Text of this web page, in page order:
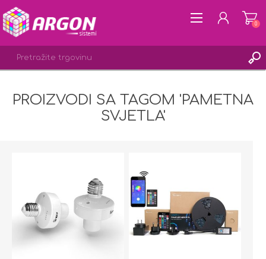
REGISTRACIJA
0
PROIZVODI SA TAGOM 'PAMETNA
SVJETLA'